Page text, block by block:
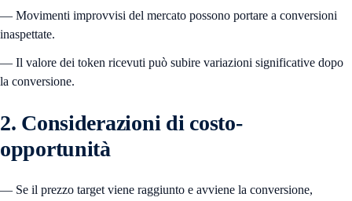
— Movimenti improvvisi del mercato possono portare a conversioni
inaspettate.
— Il valore dei token ricevuti può subire variazioni significative dopo
la conversione.
2. Considerazioni di costo-
opportunità
— Se il prezzo target viene raggiunto e avviene la conversione,